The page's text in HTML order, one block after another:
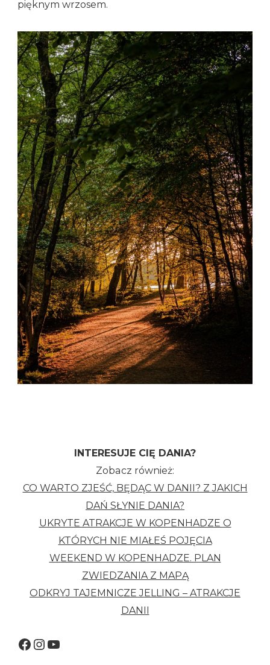
pięknym wrzosem.
INTERESUJE CIĘ DANIA?
Zobacz również:
CO WARTO ZJEŚĆ, BĘDĄC W DANII? Z JAKICH
DAŃ SŁYNIE DANIA?
UKRYTE ATRAKCJE W KOPENHADZE O
KTÓRYCH NIE MIAŁEŚ POJĘCIA
WEEKEND W KOPENHADZE. PLAN
ZWIEDZANIA Z MAPĄ
ODKRYJ TAJEMNICZE JELLING – ATRAKCJE
DANII
Facebook
Instagram
YouTube